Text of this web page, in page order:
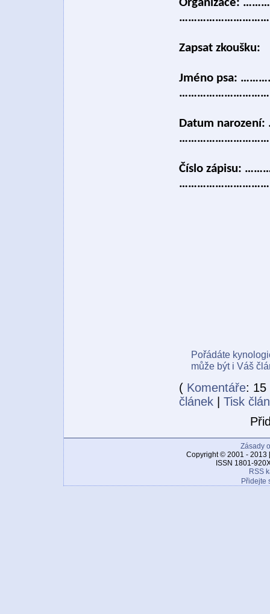
Organizace:
Zapsat
Jméno psa:
Datum
Číslo zápisu:
Pořádáte
může být i Váš
( Komentáře:
článek
Tisk
Zásady
Copyright © 2001 - 2013
ISSN 1801-
RSS
Přidejte